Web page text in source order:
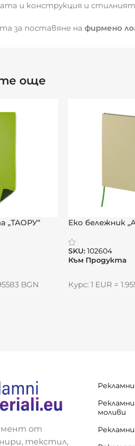
и конструкция и
за поставяне на фирмено
още
„ТАОРУ“
BGN
Еко бележник
SKU: 102604
Към Продукта
Курс: 1 EUR =
от
текстил,
моливи
Рекламни